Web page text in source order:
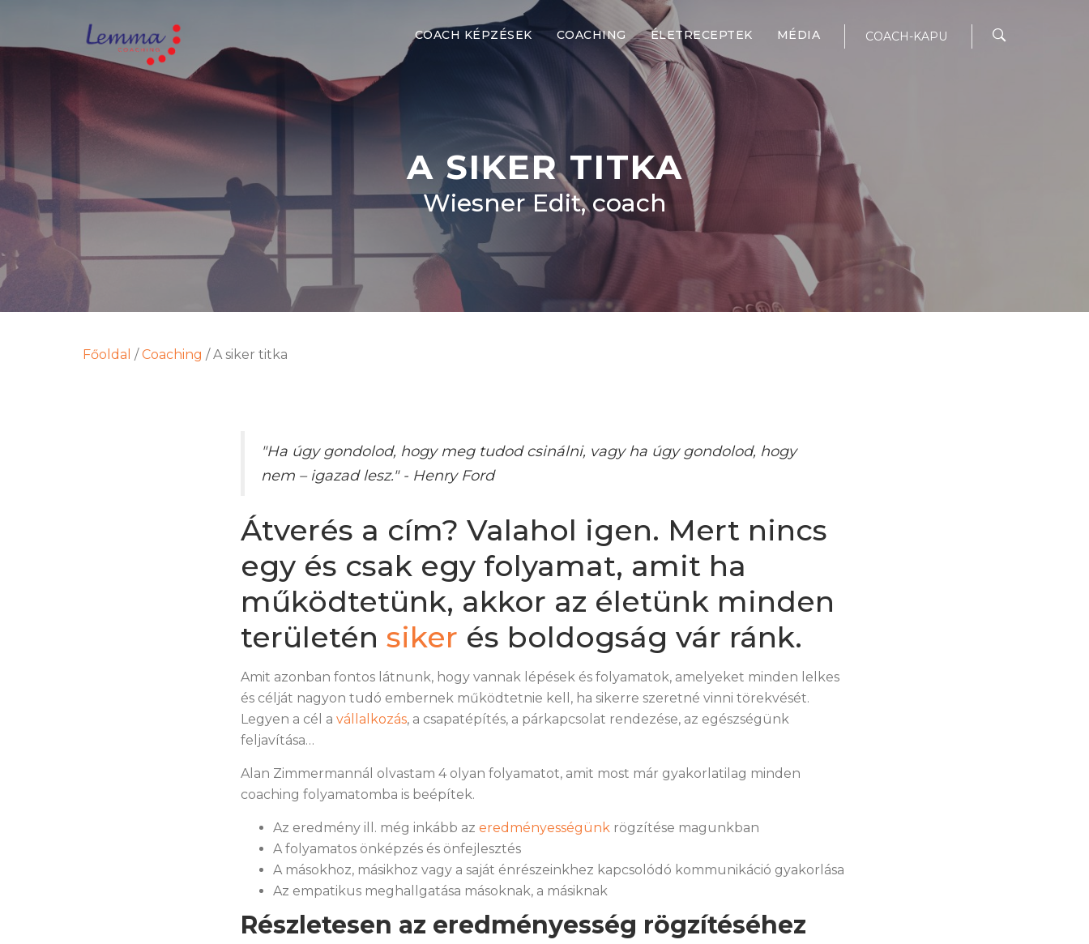
COACH KÉPZÉSEK COACHING ÉLETRECEPTEK MÉDIA COACH-KAPU
A SIKER TITKA
Wiesner Edit, coach
Főoldal / Coaching / A siker titka
"Ha úgy gondolod, hogy meg tudod csinálni, vagy ha úgy gondolod, hogy
nem – igazad lesz." - Henry Ford
Átverés a cím? Valahol igen. Mert nincs
egy és csak egy folyamat, amit ha
működtetünk, akkor az életünk minden
területén siker és boldogság vár ránk.
Amit azonban fontos látnunk, hogy vannak lépések és folyamatok, amelyeket minden lelkes
és célját nagyon tudó embernek működtetnie kell, ha sikerre szeretné vinni törekvését.
Legyen a cél a vállalkozás, a csapatépítés, a párkapcsolat rendezése, az egészségünk
feljavítása…
Alan Zimmermannál olvastam 4 olyan folyamatot, amit most már gyakorlatilag minden
coaching folyamatomba is beépítek.
Az eredmény ill. még inkább az eredményességünk rögzítése magunkban
A folyamatos önképzés és önfejlesztés
A másokhoz, másikhoz vagy a saját énrészeinkhez kapcsolódó kommunikáció gyakorlása
Az empatikus meghallgatása másoknak, a másiknak
Részletesen az eredményesség rögzítéséhez